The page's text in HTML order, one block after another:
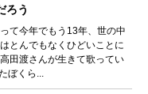
ろう
て今年でもう13年、世の中
とんでもなくひどいことに
田渡さんが生きて歌ってい
ぼくら...